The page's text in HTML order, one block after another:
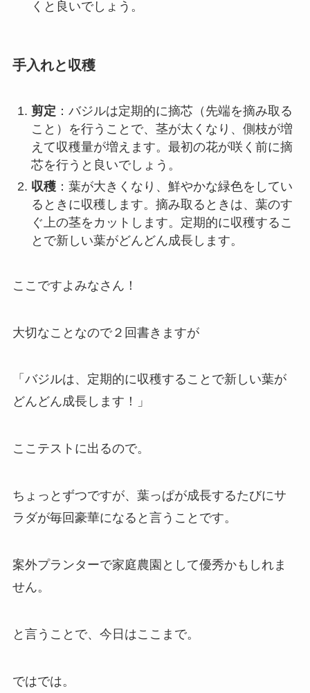
くと良いでしょう。
手入れと収穫
剪定 ：バジルは定期的に摘芯（先端を摘み取る
こと）を行うことで、茎が太くなり、側枝が増
えて収穫量が増えます。最初の花が咲く前に摘
芯を行うと良いでしょう。
収穫：葉が大きくなり、鮮やかな緑色をしてい
るときに収穫します。摘み取るときは、葉のす
ぐ上の茎をカットします。定期的に収穫するこ
とで新しい葉がどんどん成長します。
ここですよみなさん！
大切なことなので２回書きますが
「バジルは、定期的に収穫することで新しい葉が
どんどん成長します！」
ここテストに出るので。
ちょっとずつですが、葉っぱが成長するたびにサ
ラダが毎回豪華になると言うことです。
案外プランターで家庭農園として優秀かもしれま
せん。
と言うことで、今日はここまで。
ではでは。